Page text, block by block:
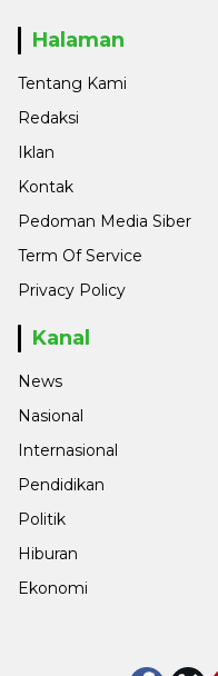
Halaman
Tentang Kami
Redaksi
Iklan
Kontak
Pedoman Media Siber
Term Of Service
Privacy Policy
Kanal
News
Nasional
Internasional
Pendidikan
Politik
Hiburan
Ekonomi